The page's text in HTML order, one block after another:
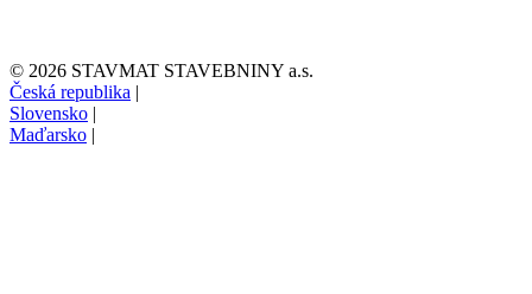
© 2026 STAVMAT STAVEBNINY a.s.
Česká republika |
Slovensko |
Maďarsko |